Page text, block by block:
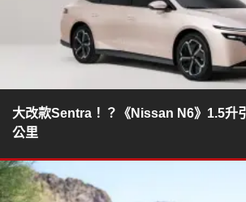
大改款Sentra！？《Nissan N6》1.5升
公里